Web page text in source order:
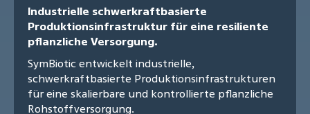
Industrielle schwerkraftbasierte
Produktionsinfrastruktur für eine resiliente
pflanzliche Versorgung.
SymBiotic entwickelt industrielle,
schwerkraftbasierte Produktionsinfrastrukturen
für eine skalierbare und kontrollierte pflanzliche
Rohstoffversorgung.